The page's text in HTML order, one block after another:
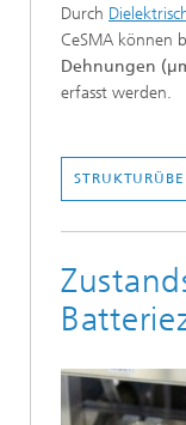
Durch
CeSMA können
Dehnungen
erfasst werden.